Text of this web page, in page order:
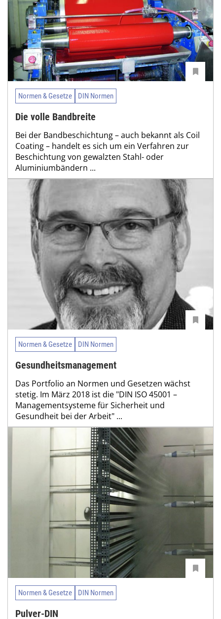
Normen & Gesetze DIN Normen
Die volle Bandbreite
Bei der Bandbeschichtung – auch bekannt als Coil
Coating – handelt es sich um ein Verfahren zur
Beschichtung von gewalzten Stahl- oder
Aluminiumbändern ...
Normen & Gesetze DIN Normen
Gesundheitsmanagement
Das Portfolio an Normen und Gesetzen wächst
stetig. Im März 2018 ist die "DIN ISO 45001 –
Managementsysteme für Sicherheit und
Gesundheit bei der Arbeit" ...
Normen & Gesetze DIN Normen
Pulver-DIN